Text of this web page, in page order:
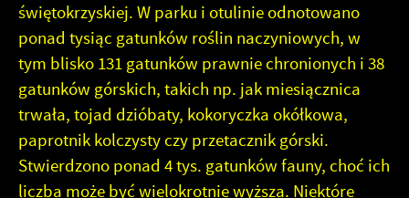
świętokrzyskiej. W parku i otulinie odnotowano
ponad tysiąc gatunków roślin naczyniowych, w
tym blisko 131 gatunków prawnie chronionych i 38
gatunków górskich, takich np. jak miesiącznica
trwała, tojad dzióbaty, kokoryczka okółkowa,
paprotnik kolczysty czy przetacznik górski.
Stwierdzono ponad 4 tys. gatunków fauny, choć ich
liczba może być wielokrotnie wyższa. Niektóre